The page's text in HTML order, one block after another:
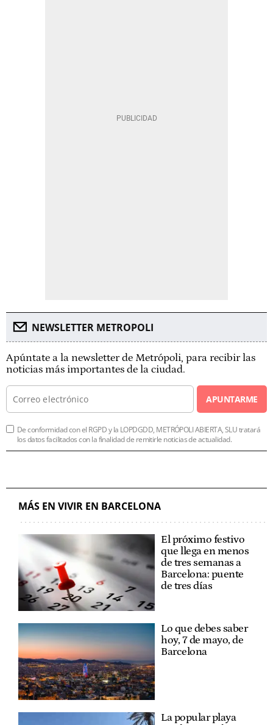
NEWSLETTER METROPOLI
Apúntate a la newsletter de Metrópoli, para recibir las
noticias más importantes de la ciudad.
APUNTARME
De conformidad con el RGPD y la LOPDGDD, METRÓPOLI ABIERTA, SLU tratará
los datos facilitados con la finalidad de remitirle noticias de actualidad.
MÁS EN VIVIR EN BARCELONA
El próximo festivo
que llega en menos
de tres semanas a
Barcelona: puente
de tres días
Lo que debes saber
hoy, 7 de mayo, de
Barcelona
La popular playa